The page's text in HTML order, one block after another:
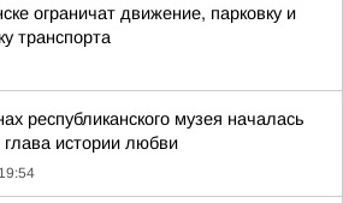
ограничат движение, парковку и
транспорта
республиканского музея началась
глава истории любви
19:54